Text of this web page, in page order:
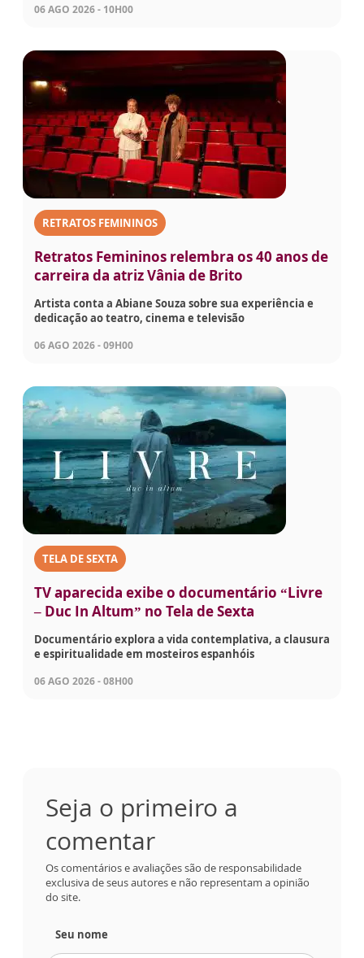
06 AGO 2026 - 10H00
RETRATOS FEMININOS
Retratos Femininos relembra os 40 anos de
carreira da atriz Vânia de Brito
Artista conta a Abiane Souza sobre sua experiência e
dedicação ao teatro, cinema e televisão
06 AGO 2026 - 09H00
TELA DE SEXTA
TV aparecida exibe o documentário “Livre
– Duc In Altum” no Tela de Sexta
Documentário explora a vida contemplativa, a clausura
e espiritualidade em mosteiros espanhóis
06 AGO 2026 - 08H00
Seja o primeiro a
comentar
Os comentários e avaliações são de responsabilidade
exclusiva de seus autores e não representam a opinião
do site.
Seu nome